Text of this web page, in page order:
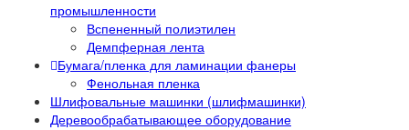
промышленности
Вспененный полиэтилен
Демпферная лента
Бумага/пленка для ламинации фанеры
Фенольная пленка
Шлифовальные машинки (шлифмашинки)
Деревообрабатывающее оборудование